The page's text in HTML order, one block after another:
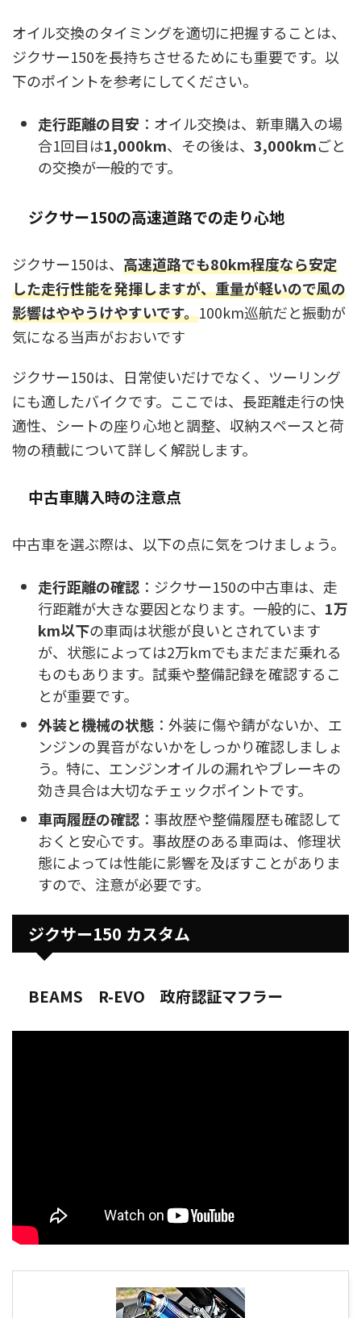
オイル交換のタイミングを適切に把握することは、
ジクサー150を長持ちさせるためにも重要です。以
下のポイントを参考にしてください。
走行距離の目安 ：オイル交換は、新車購入の場
合1回目は1,000km、その後は、 3,000kmごと
の交換が一般的です。
ジクサー150の高速道路での走り心地
ジクサー150は、 高速道路でも80km程度なら安定
した走行性能を発揮しますが、重量が軽いので風の
影響はややうけやすいです。100km巡航だと振動が
気になる当声がおおいです
ジクサー150は、日常使いだけでなく、ツーリング
にも適したバイクです。ここでは、長距離走行の快
適性、シートの座り心地と調整、収納スペースと荷
物の積載について詳しく解説します。
中古車購入時の注意点
中古車を選ぶ際は、以下の点に気をつけましょう。
走行距離の確認 ：ジクサー150の中古車は、走
行距離が大きな要因となります。一般的に、 1万
km以下の車両は状態が良いとされています
が、状態によっては2万kmでもまだまだ乗れる
ものもあります。試乗や整備記録を確認するこ
とが重要です。
外装と機械の状態 ：外装に傷や錆がないか、エ
ンジンの異音がないかをしっかり確認しましょ
う。特に、エンジンオイルの漏れやブレーキの
効き具合は大切なチェックポイントです。
車両履歴の確認 ：事故歴や整備履歴も確認して
おくと安心です。事故歴のある車両は、修理状
態によっては性能に影響を及ぼすことがありま
すので、注意が必要です。
ジクサー150 カスタム
BEAMS R-EVO 政府認証マフラー